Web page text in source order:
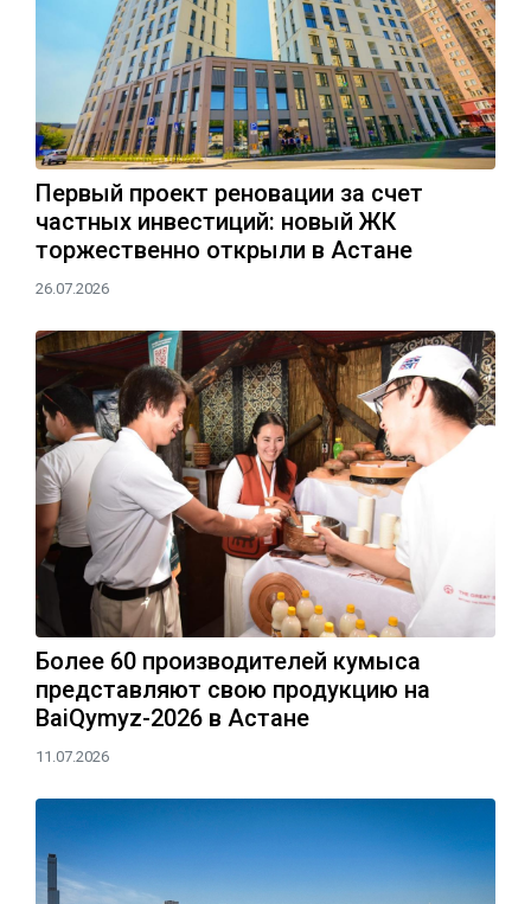
Первый проект реновации за счет
частных инвестиций: новый ЖК
торжественно открыли в Астане
26.07.2026
Более 60 производителей кумыса
представляют свою продукцию на
BaiQymyz-2026 в Астане
11.07.2026